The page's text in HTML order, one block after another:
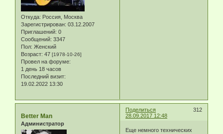
Откуда: Россия, Москва
Зарегистрирован: 03.12.2007
Приглашений: 0
Сообщений: 3347
Пол: Женский
Возраст: 47 [1978-10-26]
Провел на форуме:
1 день 18 часов
Последний визит:
19.02.2022 13:30
Поделиться
312
28.09.2017 12:48
Better Man
Администратор
Еще немного технических